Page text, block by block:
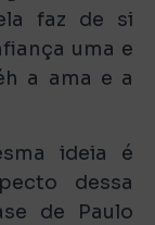
faz de si
uma e
a ama e a
ideia é
dessa
de Paulo